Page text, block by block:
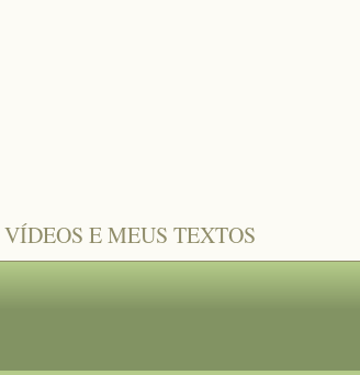
E MEUS TEXTOS